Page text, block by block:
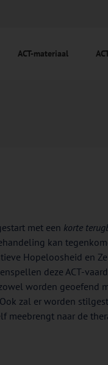
ACT-materiaal
met een korte
kan
Hopeloosheid en
deze ACT-
worden geoefend
zal er worden
meebrengt naar de